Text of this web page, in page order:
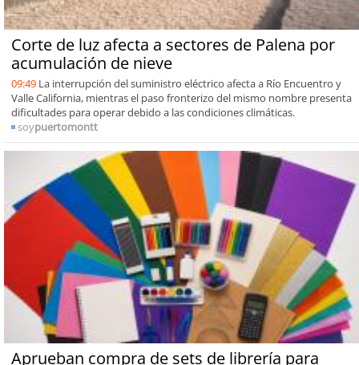
Corte de luz afecta a sectores de Palena por
acumulación de nieve
09:49 La interrupción del suministro eléctrico afecta a Río Encuentro y
Valle California, mientras el paso fronterizo del mismo nombre presenta
dificultades para operar debido a las condiciones climáticas.
soypuertomontt
Aprueban compra de sets de librería para